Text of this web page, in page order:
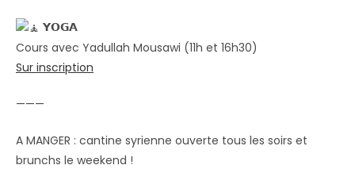
𝗬𝗢𝗚𝗔
Cours avec Yadullah Mousawi (11h et 16h30)
Sur inscription
———
A MANGER : cantine syrienne ouverte tous les soirs et
brunchs le weekend !